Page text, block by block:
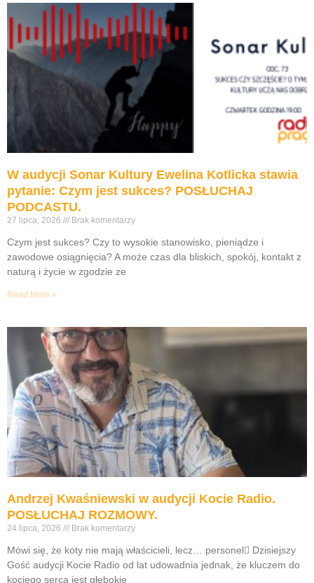
W audycji Sonar Kultury Ewelina Kotlicka stawia
pytanie: Czym jest sukces? POSŁUCHAJ
PODCASTU.
27 lipca, 2026 Brak komentarzy
Czym jest sukces? Czy to wysokie stanowisko, pieniądze i
zawodowe osiągnięcia? A może czas dla bliskich, spokój, kontakt z
naturą i życie w zgodzie ze
Read More »
Andrzej Kwaśniewski w audycji Kocie Radio.
POSŁUCHAJ ROZMOWY.
24 lipca, 2026 Brak komentarzy
Mówi się, że koty nie mają właścicieli, lecz… personel Dzisiejszy
Gość audycji Kocie Radio od lat udowadnia jednak, że kluczem do
kociego serca jest głębokie